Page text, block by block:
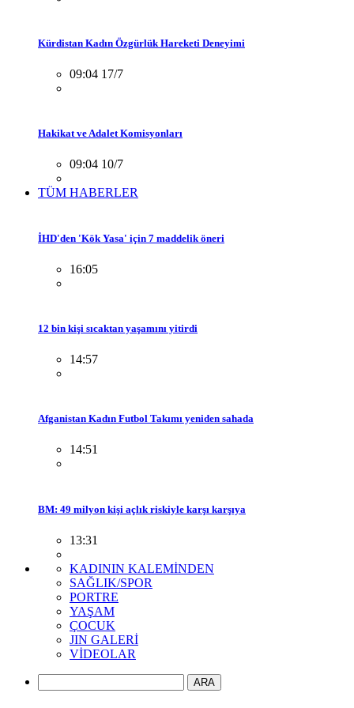
Kürdistan Kadın Özgürlük Hareketi Deneyimi
09:04 17/7
Hakikat ve Adalet Komisyonları
09:04 10/7
TÜM HABERLER
İHD'den 'Kök Yasa' için 7 maddelik öneri
16:05
12 bin kişi sıcaktan yaşamını yitirdi
14:57
Afganistan Kadın Futbol Takımı yeniden sahada
14:51
BM: 49 milyon kişi açlık riskiyle karşı karşıya
13:31
KADININ KALEMİNDEN
SAĞLIK/SPOR
PORTRE
YAŞAM
ÇOCUK
JIN GALERİ
VİDEOLAR
ARA